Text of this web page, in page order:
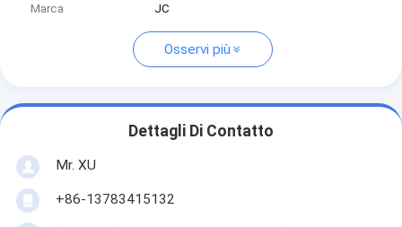
Marca
JC
Osservi più
Dettagli Di Contatto
Mr. XU
+86-13783415132